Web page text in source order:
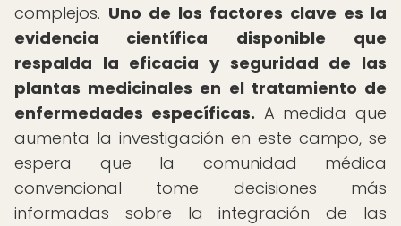
complejos. Uno de los factores clave es la
evidencia científica disponible que
respalda la eficacia y seguridad de las
plantas medicinales en el tratamiento de
enfermedades específicas. A medida que
aumenta la investigación en este campo, se
espera que la comunidad médica
convencional tome decisiones más
informadas sobre la integración de las